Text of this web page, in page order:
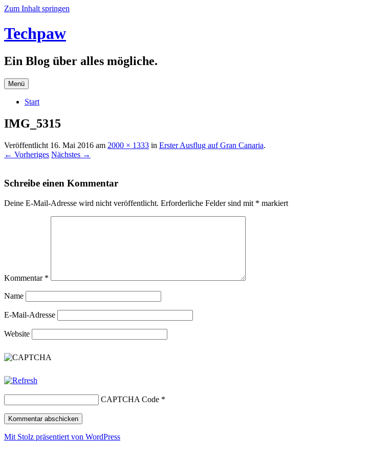
Zum Inhalt springen
Techpaw
Ein Blog über alles mögliche.
Menü
Start
IMG_5315
Veröffentlicht 16. Mai 2016 am 2000 × 1333 in Erster Ausflug auf Gran Canaria.
← Vorheriges Nächstes →
Schreibe einen Kommentar
Deine E-Mail-Adresse wird nicht veröffentlicht. Erforderliche Felder sind mit * markiert
Kommentar *
Name
E-Mail-Adresse
Website
CAPTCHA Code *
Mit Stolz präsentiert von WordPress